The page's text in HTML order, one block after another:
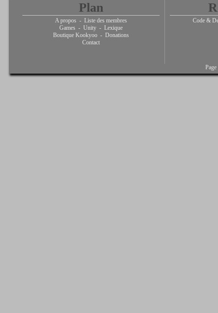
Plan
A propos - Liste des membres
Games - Unity - Lexique
Boutique Kookyoo - Donations
Contact
Code &